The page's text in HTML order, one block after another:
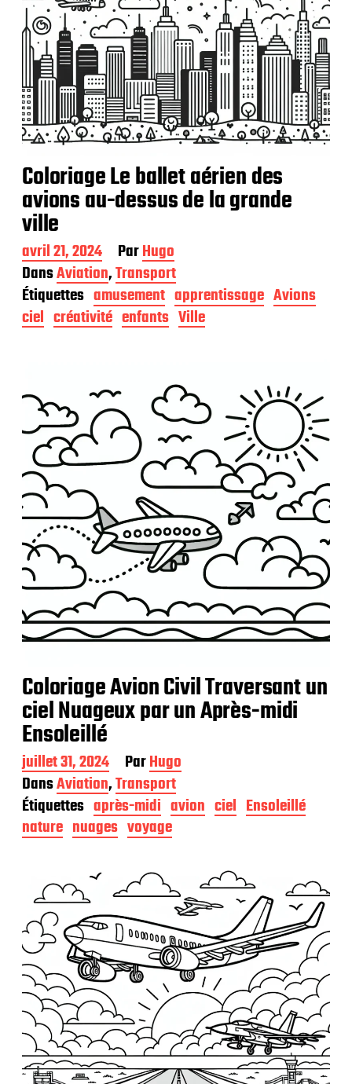
Coloriage Le ballet aérien des
avions au-dessus de la grande
ville
D
a
t
e
d
e
l
c
a
i
o
n
avril 21, 2024 ParHugo
DansAviation,Transport
Étiquettes amusement apprentissage Avions
ciel créativité enfants Ville
Coloriage Avion Civil Traversant un
ciel Nuageux par un Après-midi
Ensoleillé
D
a
t
e
d
e
c
a
t
i
o
n
juillet 31, 2024 ParHugo
DansAviation,Transport
Étiquettes après-midi avion ciel Ensoleillé
nature nuages voyage